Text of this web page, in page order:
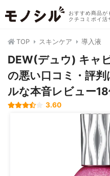
おすすめ商品が
クチコミポイ活
TOP スキンケア 導入液
DEW(デュウ) キャ
の悪い口コミ・評
ルな本音レビュー
3.60